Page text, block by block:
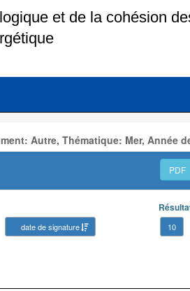
Autre, Thématique: Mer, Année
PDF
date de signature
10